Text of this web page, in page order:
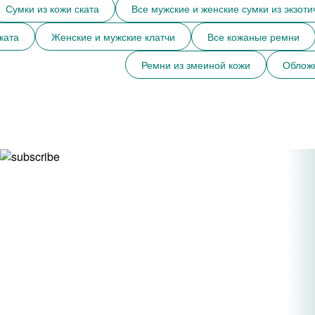
Сумки из кожи ската
Все мужские и женские сумки из
Женские и мужские клатчи
Все кожаные ремни
Ремни из змеиной кожи